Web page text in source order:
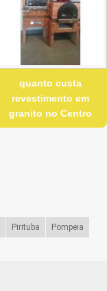
quanto custa
revestimento em
granito no Centro
Pirituba Pompeia